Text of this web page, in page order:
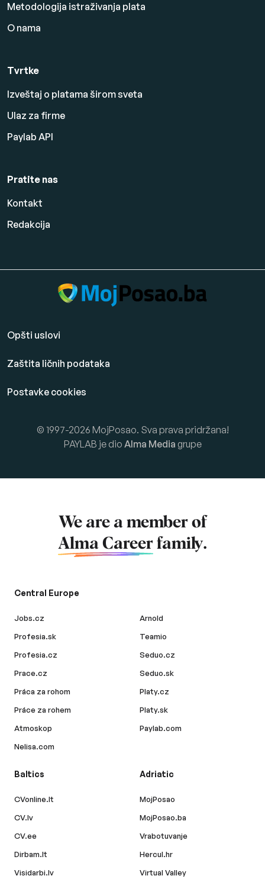
Metodologija istraživanja plata
O nama
Tvrtke
Izveštaj o platama širom sveta
Ulaz za firme
Paylab API
Pratite nas
Kontakt
Redakcija
Opšti uslovi
Zaštita ličnih podataka
Postavke cookies
© 1997-2026 MojPosao. Sva prava pridržana!
PAYLAB je dio Alma Media grupe
We are a member of
Alma Career family.
Central Europe
Jobs.cz
Profesia.sk
Profesia.cz
Prace.cz
Práca za rohom
Práce za rohem
Atmoskop
Nelisa.com
Arnold
Teamio
Seduo.cz
Seduo.sk
Platy.cz
Platy.sk
Paylab.com
Baltics
CVonline.lt
CV.lv
CV.ee
Dirbam.lt
Visidarbi.lv
Adriatic
MojPosao
MojPosao.ba
Vrabotuvanje
Hercul.hr
Virtual Valley